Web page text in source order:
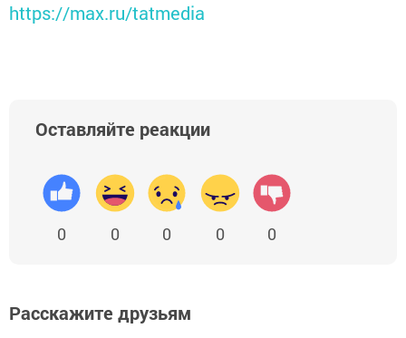
https://max.ru/tatmedia
Оставляйте реакции
0 0 0 0 0
Расскажите друзьям